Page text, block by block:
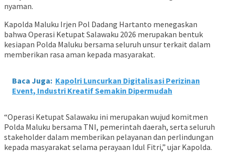
nyaman.
Kapolda Maluku Irjen Pol Dadang Hartanto menegaskan
bahwa Operasi Ketupat Salawaku 2026 merupakan bentuk
kesiapan Polda Maluku bersama seluruh unsur terkait dalam
memberikan rasa aman kepada masyarakat.
Baca Juga: Kapolri Luncurkan Digitalisasi Perizinan
Event, Industri Kreatif Semakin Dipermudah
“Operasi Ketupat Salawaku ini merupakan wujud komitmen
Polda Maluku bersama TNI, pemerintah daerah, serta seluruh
stakeholder dalam memberikan pelayanan dan perlindungan
kepada masyarakat selama perayaan Idul Fitri,” ujar Kapolda.